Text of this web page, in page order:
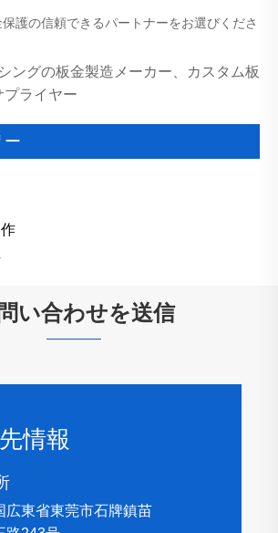
護の信頼できるパートナーをお選びくださ
ングの板金製造メーカー、カスタム板
ライヤー
ー
い合わせを送信
情報
広東省東莞市石牌鎮苗